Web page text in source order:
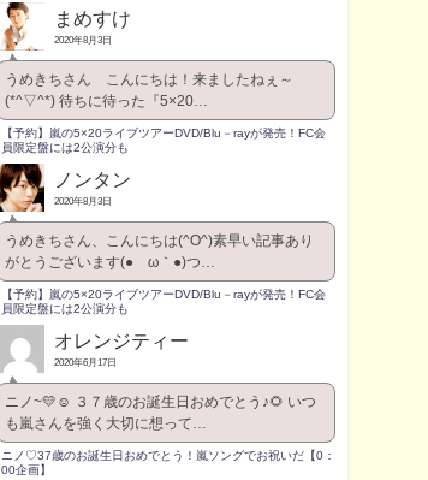
まめすけ
2020年8月3日
うめきちさん こんにちは！来ましたねぇ～
(*^▽^*) 待ちに待った『5×20…
【予約】嵐の5×20ライブツアーDVD/Blu－rayが発売！FC会
員限定盤には2公演分も
ノンタン
2020年8月3日
うめきちさん、こんにちは(^O^)素早い記事あり
がとうございます(●´ω｀●)つ…
【予約】嵐の5×20ライブツアーDVD/Blu－rayが発売！FC会
員限定盤には2公演分も
オレンジティー
2020年6月17日
ニノ~💛☺️ ３７歳のお誕生日おめでとう♪🌻 いつ
も嵐さんを強く大切に想って…
ニノ♡37歳のお誕生日おめでとう！嵐ソングでお祝いだ【0：
00企画】